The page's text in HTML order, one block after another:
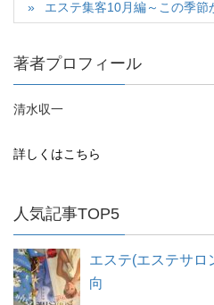
エステ集客10月編～この季
著者プロフィール
清水収一
詳しくはこちら
人気記事TOP5
エステ(エステサロ
向